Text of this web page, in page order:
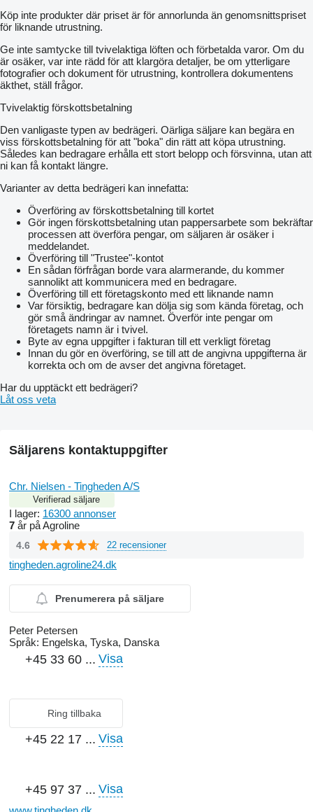
Köp inte produkter där priset är för annorlunda än genomsnittspriset
för liknande utrustning.
Ge inte samtycke till tvivelaktiga löften och förbetalda varor. Om du
är osäker, var inte rädd för att klargöra detaljer, be om ytterligare
fotografier och dokument för utrustning, kontrollera dokumentens
äkthet, ställ frågor.
Tvivelaktig förskottsbetalning
Den vanligaste typen av bedrägeri. Oärliga säljare kan begära en
viss förskottsbetalning för att "boka" din rätt att köpa utrustning.
Således kan bedragare erhålla ett stort belopp och försvinna, utan att
ni kan få kontakt längre.
Varianter av detta bedrägeri kan innefatta:
Överföring av förskottsbetalning till kortet
Gör ingen förskottsbetalning utan pappersarbete som bekräftar
processen att överföra pengar, om säljaren är osäker i
meddelandet.
Överföring till "Trustee"-kontot
En sådan förfrågan borde vara alarmerande, du kommer
sannolikt att kommunicera med en bedragare.
Överföring till ett företagskonto med ett liknande namn
Var försiktig, bedragare kan dölja sig som kända företag, och
gör små ändringar av namnet. Överför inte pengar om
företagets namn är i tvivel.
Byte av egna uppgifter i fakturan till ett verkligt företag
Innan du gör en överföring, se till att de angivna uppgifterna är
korrekta och om de avser det angivna företaget.
Har du upptäckt ett bedrägeri?
Låt oss veta
Säljarens kontaktuppgifter
Chr. Nielsen - Tingheden A/S
Verifierad säljare
I lager: 16300 annonser
7 år på Agroline
4.6 22 recensioner
tingheden.agroline24.dk
Prenumerera på säljare
Peter Petersen
Språk: Engelska, Tyska, Danska
+45 33 60 ... Visa
Ring tillbaka
+45 22 17 ... Visa
+45 97 37 ... Visa